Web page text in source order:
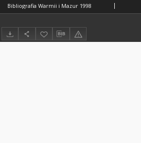
Bibliografia Warmii i Mazur 1998